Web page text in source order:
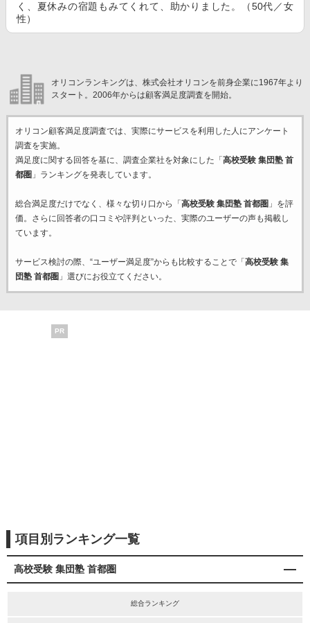
く、夏休みの宿題もみてくれて、助かりました。（50代／女
性）
オリコンランキングは、株式会社オリコンを前身企業に1967年より
スタート。2006年からは顧客満足度調査を開始。
オリコン顧客満足度調査では、実際にサービスを利用した 人にアンケート
調査を実施。
満足度に関する回答を基に、調査企業社を対象にした「 高校受験 集団塾 首
都圏 」ランキングを発表しています。
総合満足度だけでなく、様々な切り口から「 高校受験 集団塾 首都圏 」を評
価。さらに回答者の口コミや評判といった、実際のユーザーの声も掲載し
ています。
サービス検討の際、“ユーザー満足度”からも比較することで「 高校受験 集
団塾 首都圏 」選びにお役立てください。
PR
項目別ランキング一覧
高校受験 集団塾 首都圏
総合ランキング